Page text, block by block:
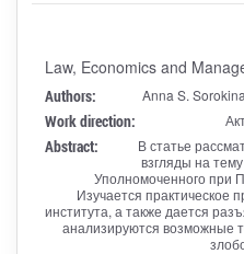
Law, Economics and
Authors: Anna S.
Work direction:
Abstract:
В статье
взгляды на
Уполномоченного при
Изучается практическое
института, а также дается
анализируются возможные